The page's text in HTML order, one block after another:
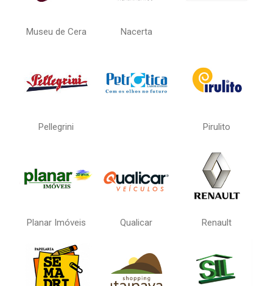
Museu de Cera Nacerta
Pellegrini Pirulito
Planar Imóveis Qualicar Renault